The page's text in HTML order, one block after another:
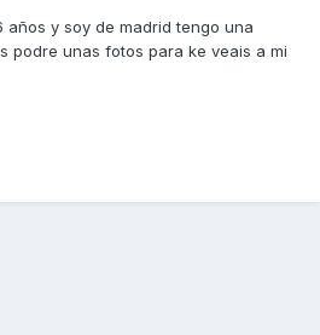
años y soy de madrid tengo una
podre unas fotos para ke veais a mi